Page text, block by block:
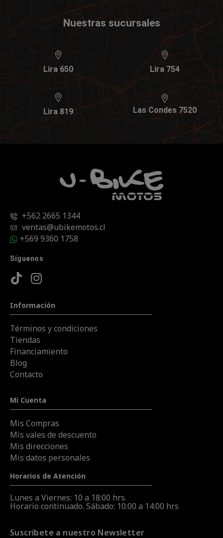
Nuestras sucursales
Lira 650 Lira 754
Lira 819 Las Condes 7520
+562 2665 1344
ventas@ubikemotos.cl
+569 9360 1758
Síguenos
Información
Términos y condiciones
Tiendas
Financiamiento
Blog
Contacto
Mi Cuenta
Mis Compras
Mis vales de descuento
Mis direcciones
Mis datos personales
Horarios de Atención
Lunes a Viernes: 10 a 18:00 hrs.
Horario continuado. Sábado: 10:00 a 14:00 hrs
Suscríbete a nuestro Newsletter